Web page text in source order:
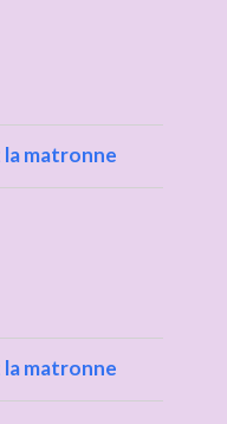
la matronne
la matronne